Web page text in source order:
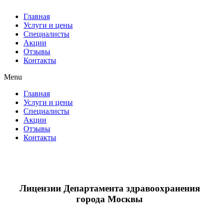
Главная
Услуги и цены
Специалисты
Акции
Отзывы
Контакты
Menu
Главная
Услуги и цены
Специалисты
Акции
Отзывы
Контакты
Лицензии Департамента здравоохранения
города Москвы